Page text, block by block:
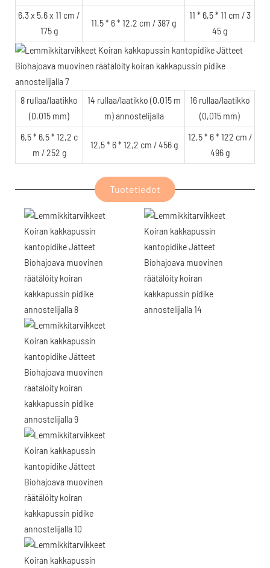
6,3 x 5,6 x 11 cm /
175 g
11,5 * 6 * 12,2 cm / 387 g
11 * 6,5 * 11 cm / 3
45 g
8 rullaa/laatikko
(0,015 mm)
14 rullaa/laatikko (0,015 m
m) annostelijalla
16 rullaa/laatikko
(0,015 mm)
6,5 * 6,5 * 12,2 c
m / 252 g
12,5 * 6 * 12,2 cm / 456 g
12,5 * 6 * 122 cm /
496 g
Tuotetiedot